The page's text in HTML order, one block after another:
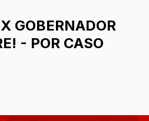
GOBERNADOR
- POR CASO